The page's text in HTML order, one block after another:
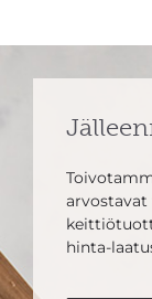
arvostavat
hinta-